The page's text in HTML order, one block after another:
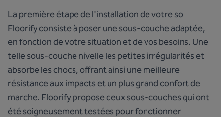
La première étape de l'installation de votre sol
Floorify consiste à poser une sous-couche adaptée,
en fonction de votre situation et de vos besoins. Une
telle sous-couche nivelle les petites irrégularités et
absorbe les chocs, offrant ainsi une meilleure
résistance aux impacts et un plus grand confort de
marche. Floorify propose deux sous-couches qui ont
été soigneusement testées pour fonctionner